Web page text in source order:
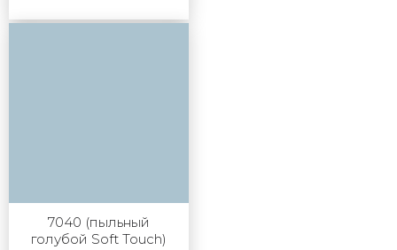
7040 (пыльный
голубой Soft Touch)